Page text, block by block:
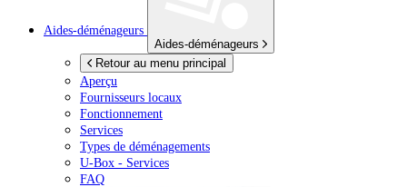
Aides-déménageurs
Aides-déménageurs
Retour au menu principal
Aperçu
Fournisseurs locaux
Fonctionnement
Services
Types de déménagements
U-Box - Services
FAQ